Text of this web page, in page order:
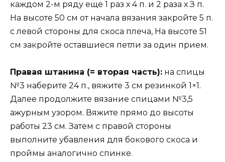
каждом 2-м ряду еще 1 раз х 4 п. и 2 раза х З п.
На высоте 50 см от начала вязания закройте 5 п.
с левой стороны для скоса плеча, На высоте 51
см закройте оставшиеся петли за один прием.
Правая штанина (= вторая часть): на спицы
№3 наберите 24 п., вяжите 3 см резинкой 1×1.
Далее продолжите вязание спицами №3,5
ажурным узором. Вяжите прямо до высоты
работы 23 см. Затем с правой стороны
выполните убавления для бокового скоса и
проймы аналогично спинке.